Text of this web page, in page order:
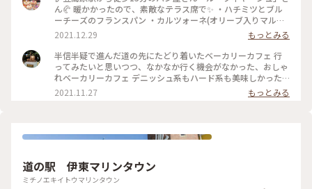
ム。。 そのおいしさにびっくり、、 また立ち寄りたい ベーカ
リーカフェです。 #小さな春旅#早春の東伊豆#伊豆高原#ル・
フィヤージュ#ベーカリーカフェ#ゆるりカフェ時間#静岡カフ
ェ
ん🥐 暖かかったので、素敵なテラス席で✨ ・ハチミツとブル
ーチーズのフランスパン ・カルツォーネ(オリーブ入りマルゲ
リータ) ・キャラメルグリオット をいただきました😋 パンはモ
チモチで小麦の良い香り♪ キャラメルグリオットのサクサク&
バターふんわり感も、私の好みドンピシャでとっても美味しか
ったです💓 食べ終えて、お家に買って帰ろうと思ったら、行列
で断念😞 また行きます🏃‍♀️ #パン #ルフィヤージュ #伊豆高原 #
2021.12.29
もっとみる
半信半疑で進んだ道の先にたどり着いたベーカリーカフェ 行
ってみたいと思いつつ、なかなか行く機会がなかった、おしゃ
れベーカリーカフェ デニッシュ系もハード系も美味しかった
席は店内・サンルーム・庭にあり、静かにのんびりと時間を過
ごしながらブランチを満喫 静岡県伊東市八幡野1305-75 #パン
2021.11.27 もっとみる
道の駅 伊東マリンタウン
ミチノエキイトウマリンタウン